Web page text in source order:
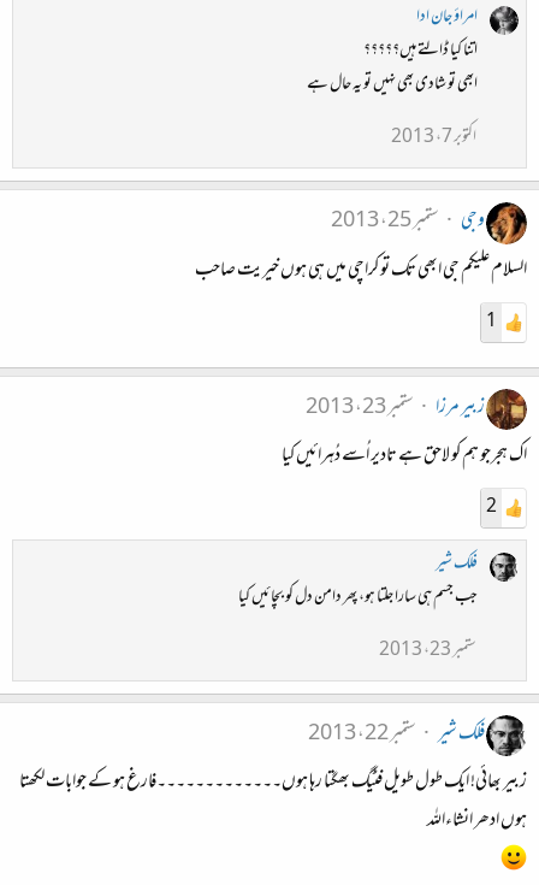
امراؤ جان ادا
اتنا کیا ڈالتے ہیں؟؟؟؟؟
ابھی تو شادی بھی نہیں تو یہ حال ہے
اکتوبر 7، 2013
وجی
ستمبر 25، 2013
السلام علیکم جی ابھی تک تو کراچی میں ہی ہوں خیریت صاحب
1
زبیر مرزا
ستمبر 23، 2013
اک ہجرجو ہم کو لاحق ہے تادیر اُسے دُہرائیں کیا
2
فلک شیر
جب جسم ہی سارا جلتا ہو، پھر دامن دل کو بچائیں کیا
ستمبر 23، 2013
فلک شیر
ستمبر 22، 2013
زبیر بھائی! ایک طول طویل فٹیگ بھگتا رہا ہوں۔۔۔۔۔۔۔۔۔۔۔۔۔فارغ ہو کے جوابات لکھتا
ہوں ادھر انشاءاللہ